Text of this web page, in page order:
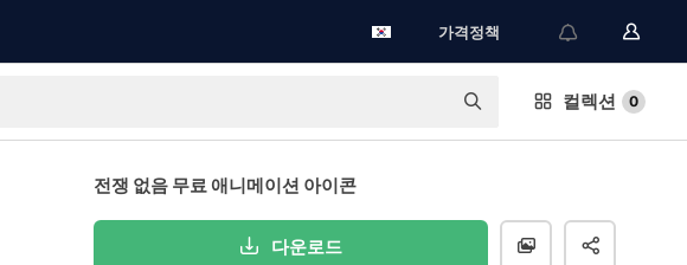
가격정책
컬렉션 0
전쟁 없음 무료 애니메이션 아이콘
다운로드